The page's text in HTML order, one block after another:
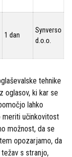
1 dan
Synverso
d.o.o.
tehnike
oglasov, ki kar se
lahko
meriti učinkovitost
možnost, da se
opozarjamo, da
s stranjo,